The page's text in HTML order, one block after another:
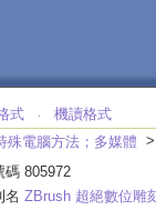
式 ‧ 機讀格式
殊電腦方法；多媒體 >
碼 805972
ZBrush 超絕數位雕